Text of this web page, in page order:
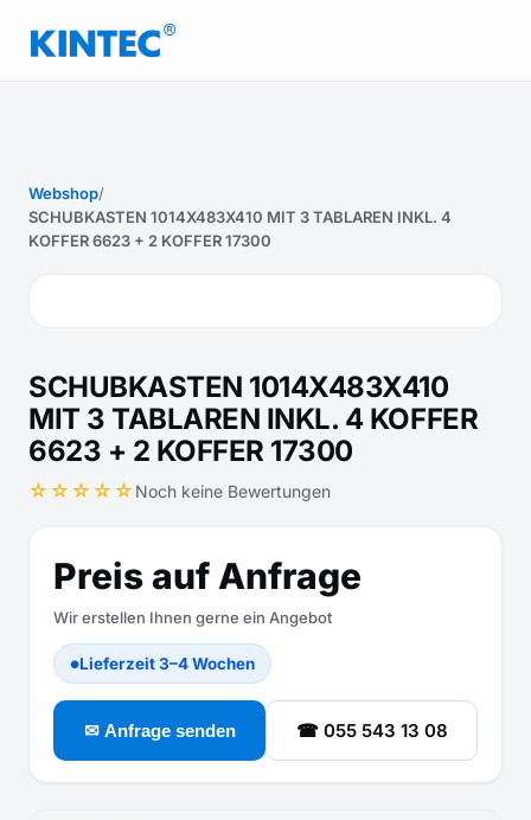
Webshop/
SCHUBKASTEN 1014X483X410 MIT 3 TABLAREN INKL. 4
KOFFER 6623 + 2 KOFFER 17300
SCHUBKASTEN 1014X483X410
MIT 3 TABLAREN INKL. 4 KOFFER
6623 + 2 KOFFER 17300
☆☆☆☆☆ Noch keine Bewertungen
Preis auf Anfrage
Wir erstellen Ihnen gerne ein Angebot
●Lieferzeit 3–4 Wochen
✉ Anfrage senden ☎ 055 543 13 08